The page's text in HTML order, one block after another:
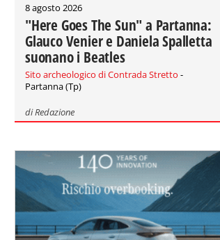
8 agosto 2026
"Here Goes The Sun" a Partanna:
Glauco Venier e Daniela Spalletta
suonano i Beatles
Sito archeologico di Contrada Stretto -
Partanna (Tp)
diRedazione